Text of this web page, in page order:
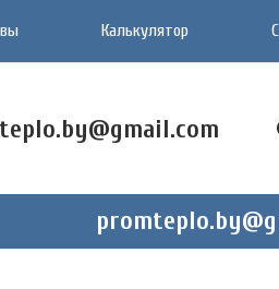
Калькулятор